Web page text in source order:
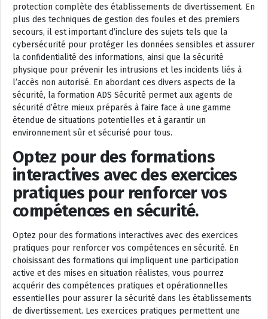
protection complète des établissements de divertissement. En
plus des techniques de gestion des foules et des premiers
secours, il est important d’inclure des sujets tels que la
cybersécurité pour protéger les données sensibles et assurer
la confidentialité des informations, ainsi que la sécurité
physique pour prévenir les intrusions et les incidents liés à
l’accès non autorisé. En abordant ces divers aspects de la
sécurité, la formation ADS Sécurité permet aux agents de
sécurité d’être mieux préparés à faire face à une gamme
étendue de situations potentielles et à garantir un
environnement sûr et sécurisé pour tous.
Optez pour des formations
interactives avec des exercices
pratiques pour renforcer vos
compétences en sécurité.
Optez pour des formations interactives avec des exercices
pratiques pour renforcer vos compétences en sécurité. En
choisissant des formations qui impliquent une participation
active et des mises en situation réalistes, vous pourrez
acquérir des compétences pratiques et opérationnelles
essentielles pour assurer la sécurité dans les établissements
de divertissement. Les exercices pratiques permettent une